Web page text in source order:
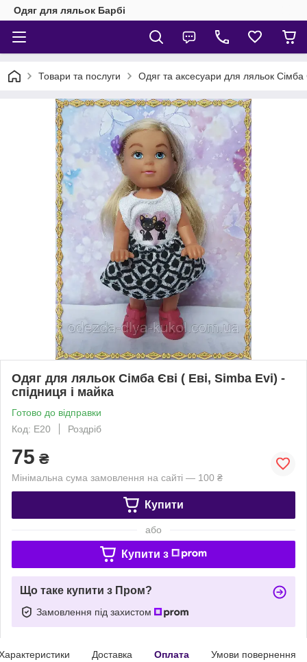
Одяг для ляльок Барбі
Товари та послуги Одяг та аксесуари для ляльок Сімба
Одяг для ляльок Сімба Єві ( Еві, Simba Evi) -
спідниця і майка
Готово до відправки
Код: Е20
Роздріб
75 ₴
Мінімальна сума замовлення на сайті — 100 ₴
Купити
або
Купити з
Що таке купити з Пром?
Замовлення під захистом
Доставка Оплата Умови повернення